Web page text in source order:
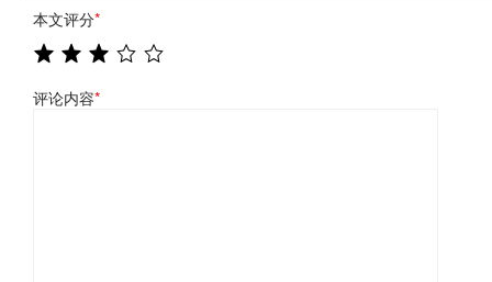
本文评分*
评论内容*